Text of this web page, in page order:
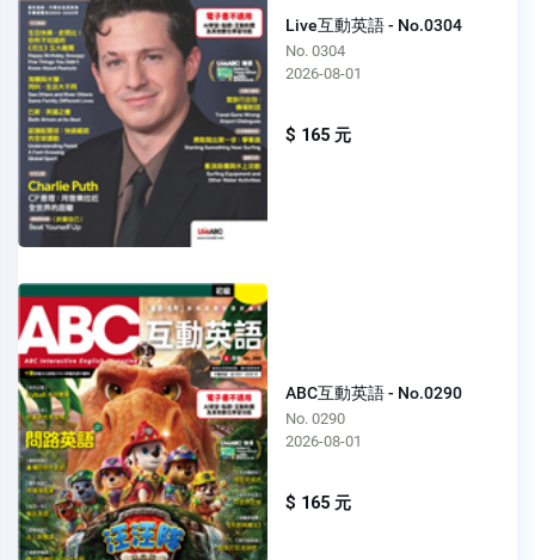
Live互動英語 - No.0304
No. 0304
2026-08-01
$ 165 元
ABC互動英語 - No.0290
No. 0290
2026-08-01
$ 165 元